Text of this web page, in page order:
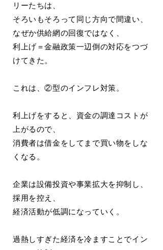
リーたちは、
そろいもそろって同じ方向で間違い、
なぜか供給網の回復ではなく、
利上げ＝金融政策一辺倒の対応をつづ
けてきた。
これは、②型のインフレ対策。
利上げをすると、資金の調達コストが
上がるので、
消費者は借金をしてまで買い物をしな
くなる。
企業は設備投資や事業拡大を抑制し、
採用を控え、
経済活動が低調になっていく。
過熱しすぎた経済を冷ますことでイン